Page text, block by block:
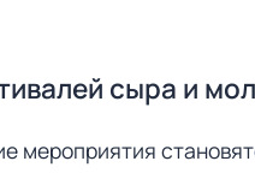
сыра и
мероприятия